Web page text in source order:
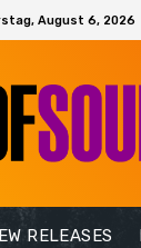
August 6, 2026
RELEASES